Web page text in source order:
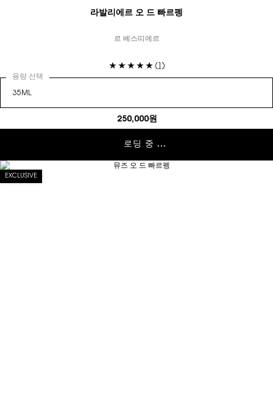
라발리에르 오 드 빠르펭
르 베스띠에르
(1)
용량 선택
250,000원
로딩 중 ...
EXCLUSIVE